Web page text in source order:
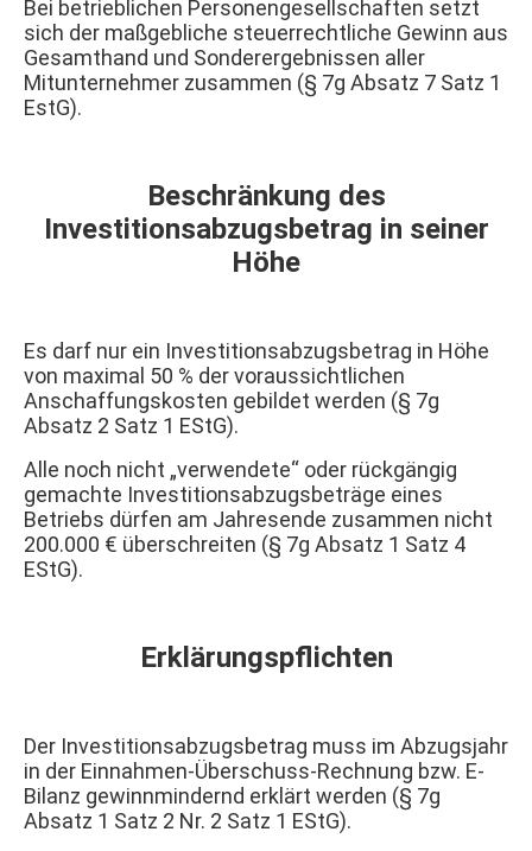
Bei betrieblichen Personengesellschaften setzt
sich der maßgebliche steuerrechtliche Gewinn aus
Gesamthand und Sonderergebnissen aller
Mitunternehmer zusammen (§ 7g Absatz 7 Satz 1
EstG).
Beschränkung des
Investitionsabzugsbetrag in seiner
Höhe
Es darf nur ein Investitionsabzugsbetrag in Höhe
von maximal 50 % der voraussichtlichen
Anschaffungskosten gebildet werden (§ 7g
Absatz 2 Satz 1 EStG).
Alle noch nicht „verwendete“ oder rückgängig
gemachte Investitionsabzugsbeträge eines
Betriebs dürfen am Jahresende zusammen nicht
200.000 € überschreiten (§ 7g Absatz 1 Satz 4
EStG).
Erklärungspflichten
Der Investitionsabzugsbetrag muss im Abzugsjahr
in der Einnahmen-Überschuss-Rechnung bzw. E-
Bilanz gewinnmindernd erklärt werden (§ 7g
Absatz 1 Satz 2 Nr. 2 Satz 1 EStG).